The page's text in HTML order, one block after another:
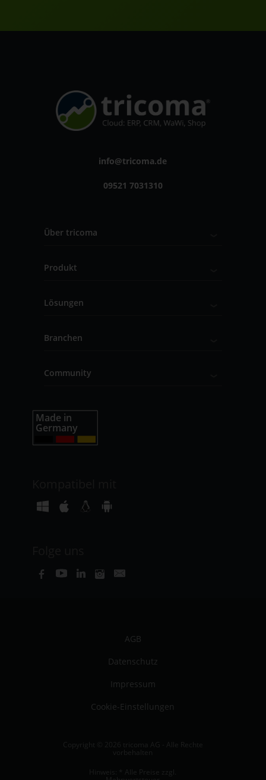
info@tricoma.de
09521 7031310
Über tricoma
Produkt
Lösungen
Branchen
Community
AGB
Datenschutz
Impressum
Cookie-Einstellungen